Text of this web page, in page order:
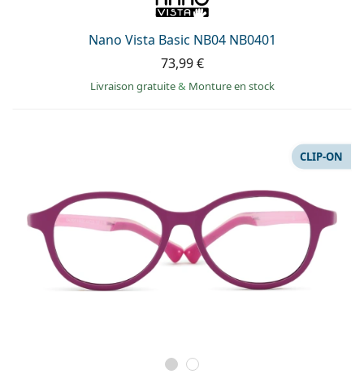
Nano Vista Basic NB04 NB0401
73,99 €
Livraison gratuite& Monture en stock
CLIP-ON